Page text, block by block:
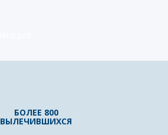
БОЛЕЕ 800
ВЫЛЕЧИВШИХСЯ